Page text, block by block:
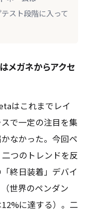
スト段階に入って
メガネからアクセ
はこれまでレイ
で一定の注目を集
なかった。今回ペ
つのトレンドを反
終日装着」デバイ
世界のペンダン
に達する）。二